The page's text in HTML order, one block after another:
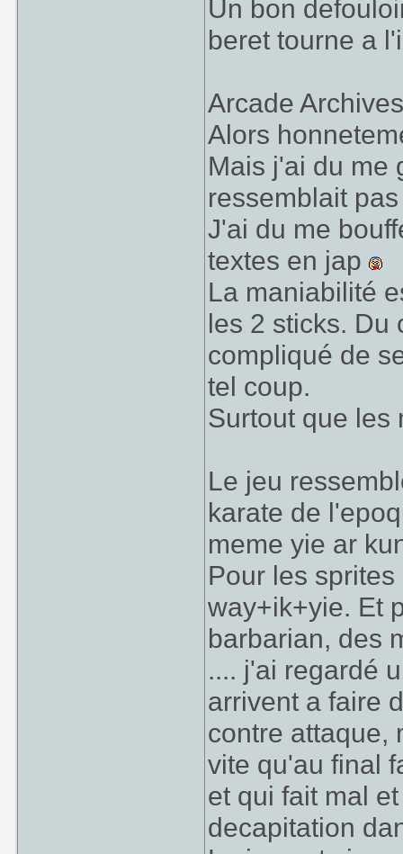
Un bon
beret tourne a
Arcade
Alors
Mais j'ai du me
ressemblait
J'ai du me
textes en jap
La maniabilité
les 2 sticks. Du
compliqué de
tel coup.
Surtout que les
Le jeu
karate de
meme yie ar
Pour les
way+ik+yie. Et
barbarian, des
.... j'ai regardé
arrivent a faire
contre attaque,
vite qu'au final
et qui fait mal
decapitation